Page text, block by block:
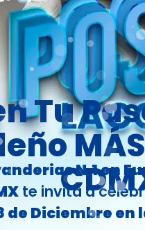
Tu
N.1 en
te invita a
de Diciembre en